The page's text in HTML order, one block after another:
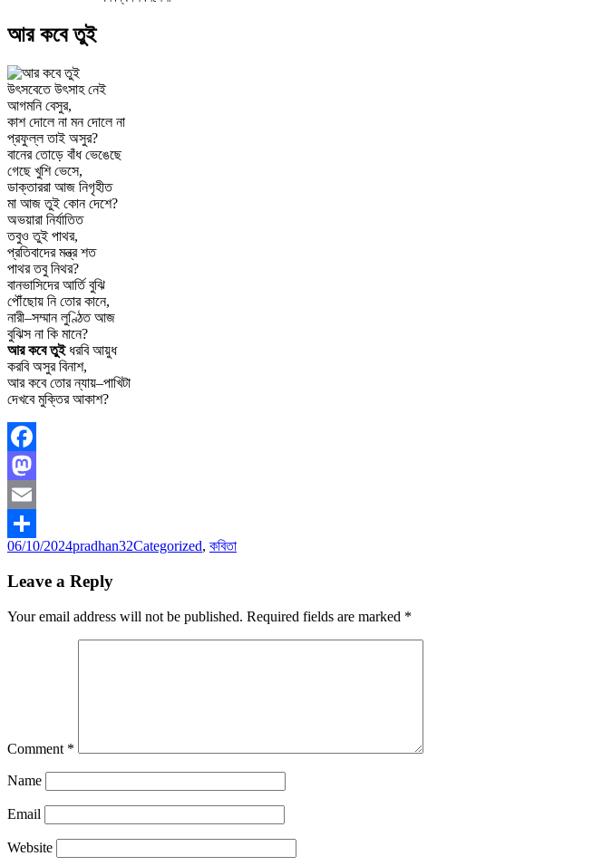
আর কবে তুই
উৎসবেতে উৎসাহ নেই
আগমনি বেসুর,
কাশ দোলে না মন দোলে না
প্রফুল্ল তাই অসুর?
বানের তোড়ে বাঁধ ভেঙেছে
গেছে খুশি ভেসে,
ডাক্তাররা আজ নিগৃহীত
মা আজ তুই কোন দেশে?
অভয়ারা নির্যাতিত
তবুও তুই পাথর,
প্রতিবাদের মন্ত্র শত
পাথর তবু নিথর?
বানভাসিদের আর্তি বুঝি
পৌঁছোয় নি তোর কানে,
নারী–সম্মান লুণ্ঠিত আজ
বুঝিস না কি মানে?
আর কবে তুইধরবি আয়ুধ
করবি অসুর বিনাশ,
আর কবে তোর ন্যায়–পাখিটা
দেখবে মুক্তির আকাশ?
Facebook
Mastodon
Email
Share
Posted
06/10/2024Author
pradhan32Categories
Categorized, কবিতা
Leave a Reply
Your email address will not be published. Required fields are marked *
Comment *
Name
Email
Website